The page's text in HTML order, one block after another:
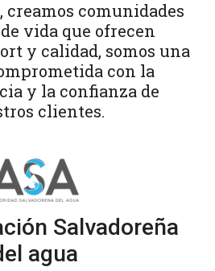
creamos comunidades
vida que ofrecen
y calidad, somos una
con la
y la confianza de
clientes.
Salvadoreña
agua